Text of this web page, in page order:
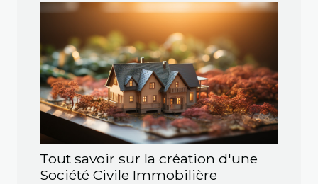
Tout savoir sur la création d'une
Société Civile Immobilière